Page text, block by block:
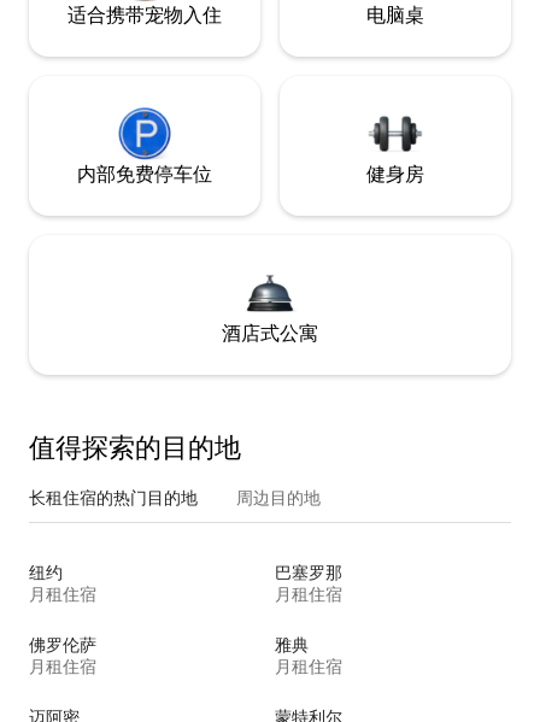
适合携带宠物入住 电脑桌
内部免费停车位 健身房
酒店式公寓
值得探索的目的地
长租住宿的热门目的地 周边目的地
纽约
月租住宿
巴塞罗那
月租住宿
佛罗伦萨
月租住宿
雅典
月租住宿
迈阿密 蒙特利尔